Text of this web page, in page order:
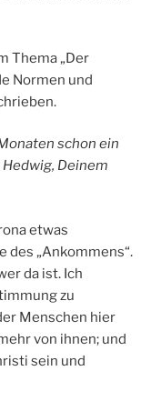
Thema „Der
Normen und
schon ein
Deinem
etwas
des „Ankommens“.
da ist. Ich
zu
Menschen hier
von ihnen; und
sein und